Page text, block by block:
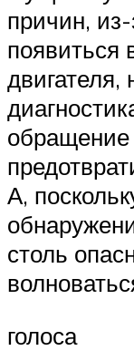
причин,
появиться
двигателя,
обращение
А,
столь
голоса